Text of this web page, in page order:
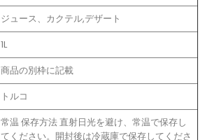
ジュース、カクテル,デザート
1L
商品の別枠に記載
トルコ
常温 保存方法 直射日光を避け、常温で保存し
てください。開封後は冷蔵庫で保存してくださ